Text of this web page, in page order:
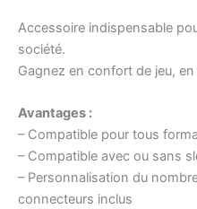
Accessoire indispensable
société.
Gagnez en confort de jeu,
Avantages :
– Compatible pour tous
– Compatible avec ou sans
– Personnalisation du
connecteurs inclus